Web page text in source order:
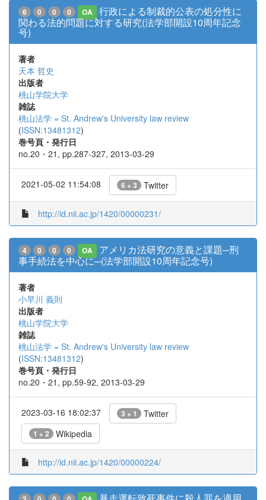
6 0 0 0 OA
行政による制裁的公表の処分性に
関わる法的問題に対する研究(法学部開設10周年記念
号)
著者
天本 哲史
出版者
桃山学院大学
雑誌
桃山法学 = St. Andrew's University law review
(ISSN:13481312)
巻号頁・発行日
no.20・21, pp.287-327, 2013-03-29
2021-05-02 11:54:08 6 + 3 Twitter
http://id.nii.ac.jp/1420/00000231/
4 0 0 0 OA
アメリカ法研究の意義と課題─刑
事手続法を中心に─(法学部開設10周年記念号)
著者
小早川 義則
出版者
桃山学院大学
雑誌
桃山法学 = St. Andrew's University law review
(ISSN:13481312)
巻号頁・発行日
no.20・21, pp.59-92, 2013-03-29
2023-03-16 18:02:37 3 + 1 Twitter
1 + 2 Wikipedia
http://id.nii.ac.jp/1420/00000224/